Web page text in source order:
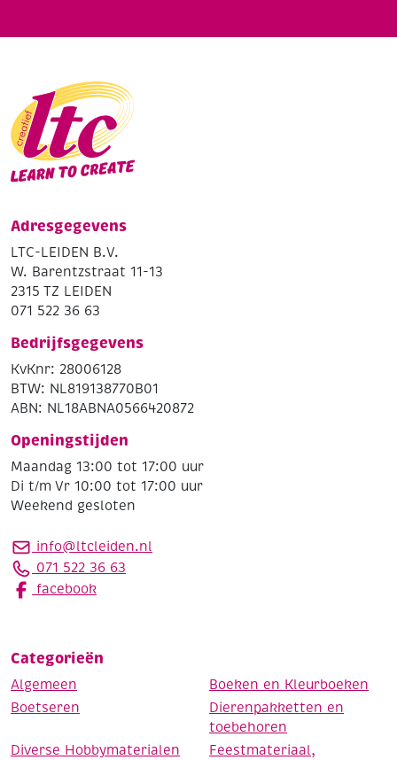
Adresgegevens
LTC-LEIDEN B.V.
W. Barentzstraat 11-13
2315 TZ LEIDEN
071 522 36 63
Bedrijfsgegevens
KvKnr: 28006128
BTW: NL819138770B01
ABN: NL18ABNA0566420872
Openingstijden
Maandag 13:00 tot 17:00 uur
Di t/m Vr 10:00 tot 17:00 uur
Weekend gesloten
info@ltcleiden.nl
071 522 36 63
facebook
Categorieën
Algemeen
Boeken en Kleurboeken
Boetseren
Dierenpakketten en
toebehoren
Diverse Hobbymaterialen
Feestmateriaal,